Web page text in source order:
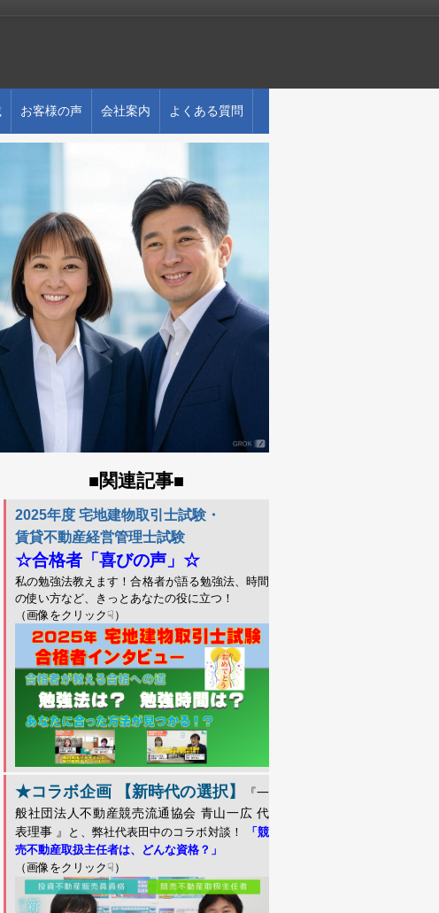
お客様の声 会社案内 よくある質問
■関連記事■
2025年度 宅地建物取引士試験・
賃貸不動産経営管理士試験
☆合格者「喜びの声」☆
私の勉強法教えます！合格者が語る勉強法、時間
の使い方など、きっとあなたの役に立つ！
（画像をクリック☟）
★コラボ企画 【新時代の選択】
『一
般社団法人不動産競売流通協会 青山一広 代
表理事 』
と、弊社代表田中のコラボ対談！
「競
売不動産取扱主任者は、どんな資格？」
（画像をクリック☟）